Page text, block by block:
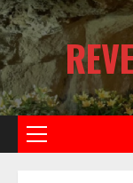
Skip
to
content
Primary